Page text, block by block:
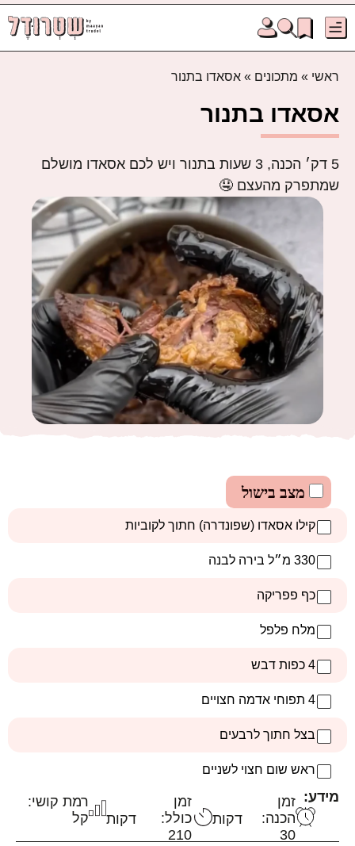
ראשי » מתכונים » אסאדו בתנור
אסאדו בתנור
5 דק׳ הכנה, 3 שעות בתנור ויש לכם אסאדו מושלם
שמתפרק מהעצם 🤤
מצב בישול
קילו אסאדו (שפונדרה) חתוך לקוביות
330 מ״ל בירה לבנה
כף פפריקה
מלח פלפל
4 כפות דבש
4 תפוחי אדמה חצויים
בצל חתוך לרבעים
ראש שום חצוי לשניים
מידע: זמן
הכנה:
30
דקות
זמן
כולל:
210
דקות
רמת קושי:
קל